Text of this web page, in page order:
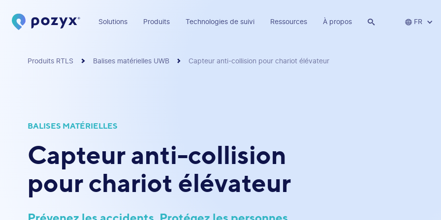
Solutions Produits Technologies de suivi Ressources À propos   FR
Produits RTLS Balises matérielles UWB Capteur anti-collision pour chariot élévateur
BALISES MATÉRIELLES
Capteur anti-collision
pour chariot élévateur